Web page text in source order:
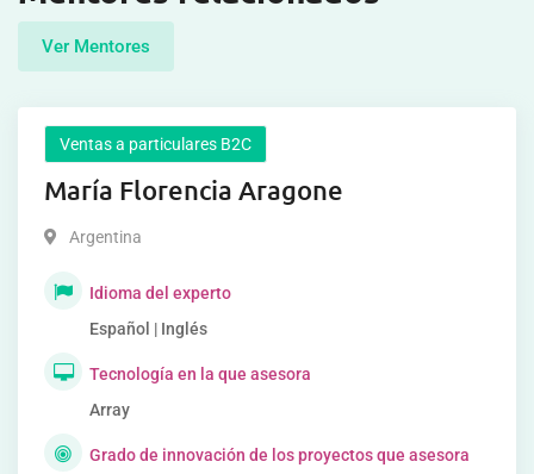
Ver Mentores
Ventas a particulares B2C
María Florencia Aragone
Argentina
Idioma del experto
Español | Inglés
Tecnología en la que asesora
Array
Grado de innovación de los proyectos que asesora